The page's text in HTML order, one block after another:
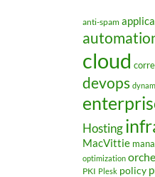
anti-spam
cloud
devops
Hosting
MacVittie
optimization
PKI Plesk policy